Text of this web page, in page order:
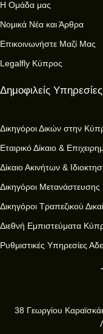
Η Ομάδα μας
Νομικά Νέα και Άρθρα
Επικοινωνήστε Μαζί Μας
Legalfly Κύπρος
Δημοφιλείς Υπηρεσίες
Δικηγόροι Δικών στην
Εταιρικό Δίκαιο &
Δίκαιο Ακινήτων &
Δικηγόροι
Δικηγόροι Τραπεζικού
Διεθνή Εμπιστεύματα
Ρυθμιστικές Υπηρεσίες
38 Γεωργίου